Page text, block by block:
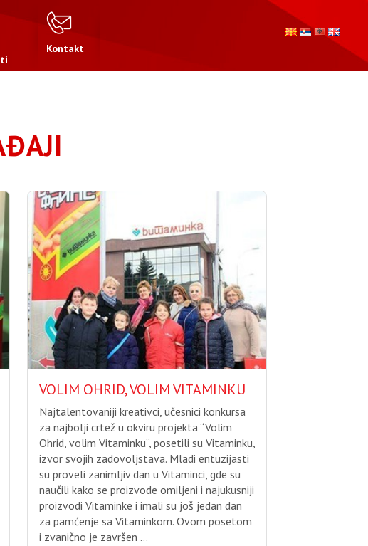
Kontakt
VOLIM OHRID, VOLIM VITAMINKU
Najtalentovaniji kreativci, učesnici konkursa
za najbolji crtež u okviru projekta “Volim
Ohrid, volim Vitaminku”, posetili su Vitaminku,
izvor svojih zadovoljstava. Mladi entuzijasti
su proveli zanimljiv dan u Vitaminci, gde su
naučili kako se proizvode omiljeni i najukusniji
proizvodi Vitaminke i imali su još jedan dan
za pamćenje sa Vitaminkom. Ovom posetom
i zvanično je završen …